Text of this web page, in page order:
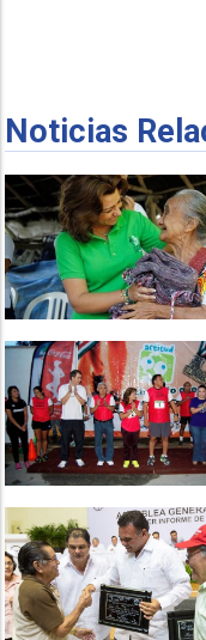
Noticias